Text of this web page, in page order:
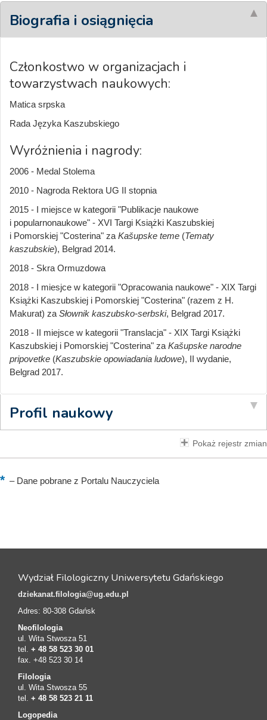
Biografia i osiągnięcia
Członkostwo w organizacjach i
towarzystwach naukowych:
Matica srpska
Rada Języka Kaszubskiego
Wyróżnienia i nagrody:
2006 - Medal Stolema
2010 - Nagroda Rektora UG II stopnia
2015 - I miejsce w kategorii "Publikacje naukowe
i popularnonaukowe" - XVI Targi Książki Kaszubskiej
i Pomorskiej "Costerina" za Kašupske teme (Tematy
kaszubskie), Belgrad 2014.
2018 - Skra Ormuzdowa
2018 - I miesjce w kategorii "Opracowania naukowe" - XIX Targi
Książki Kaszubskiej i Pomorskiej "Costerina" (razem z H.
Makurat) za Słownik kaszubsko-serbski, Belgrad 2017.
2018 - II miejsce w kategorii "Translacja" - XIX Targi Książki
Kaszubskiej i Pomorskiej "Costerina" za Kašupske narodne
pripovetke (Kaszubskie opowiadania ludowe), II wydanie,
Belgrad 2017.
Profil naukowy
Pokaż rejestr zmian
–Dane pobrane z Portalu Nauczyciela
Wydział Filologiczny Uniwersytetu Gdańskiego
dziekanat.filologia@ug.edu.pl
Adres: 80-308 Gdańsk
Neofilologia
ul. Wita Stwosza 51
tel. + 48 58 523 30 01
fax. +48 523 30 14
Filologia
ul. Wita Stwosza 55
tel. + 48 58 523 21 11
Logopedia